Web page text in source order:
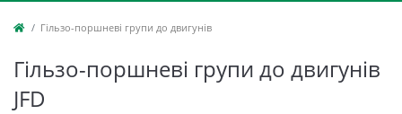
Гільзо-поршневі групи до двигунів
Гільзо-поршневі групи до двигунів
JFD